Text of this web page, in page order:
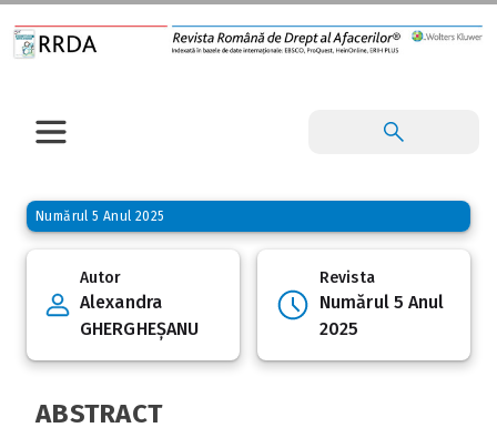
Numărul 5 Anul 2025
Autor
Alexandra
GHERGHEȘANU
Revista
Numărul 5 Anul
2025
ABSTRACT